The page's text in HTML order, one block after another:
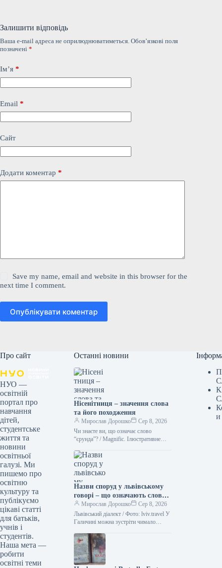
Залишити відповідь
Ваша e-mail адреса не оприлюднюватиметься. Обов’язкові поля
позначені *
Ім’я *
Email *
Сайт
Додати коментар *
Save my name, email and website in this browser for the
next time I comment.
Опублікувати коментар
Про сайт
НУО —
освітній
портал про
навчання
дітей,
студентське
життя та
новини
освітньої
галузі. Ми
пишемо про
освітню
культуру та
публікуємо
цікаві статті
для батьків,
учнів і
студентів.
Наша мета —
робити
освітні теми
Останні новини
Нісенітниця – значення слова
та його походження
Мирослав Дорошко
Сер 8, 2026
Чи знаєте ви, що означає слово
“єрунда”? / Magnific. Ілюстративне
буває цікавішою за саме його…
Назви споруд у львівському
говорі – що означають слова
“двірець”, “креденс”,
“кнайпа”
Мирослав Дорошко
Сер 8, 2026
Львівський діалект / Фото: lviv.travel У
Галичині можна зустріти чимало
справді спантеличити навіть
досвідченого…
и